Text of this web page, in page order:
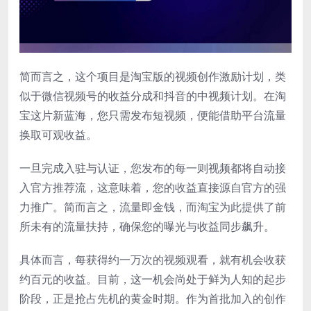
简而言之，这个项目是淘宝版的视频创作激励计划，类
似于微信视频号的收益分成和抖音的中视频计划。在淘
宝这片新蓝海，您只需发布短视频，便能借助平台流量
换取可观收益。
一旦完成入驻与认证，您发布的每一则视频都将自动接
入官方推荐流，这意味着，您的收益直接源自官方的强
力推广。简而言之，流量即金钱，而淘宝为此提供了前
所未有的流量扶持，确保您的曝光与收益同步飙升。
具体而言，每获得约一万次的视频观看，就有机会收获
约百元的收益。目前，这一机会尚处于鲜为人知的起步
阶段，正是抢占先机的黄金时期。作为首批加入的创作